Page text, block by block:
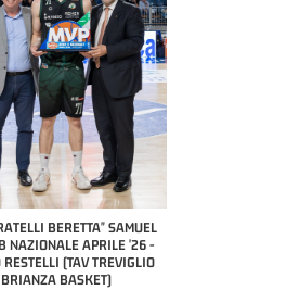
BERETTA" SAMUEL
NAZIONALE APRILE '26 -
RESTELLI (TAV TREVIGLIO
BRIANZA BASKET)